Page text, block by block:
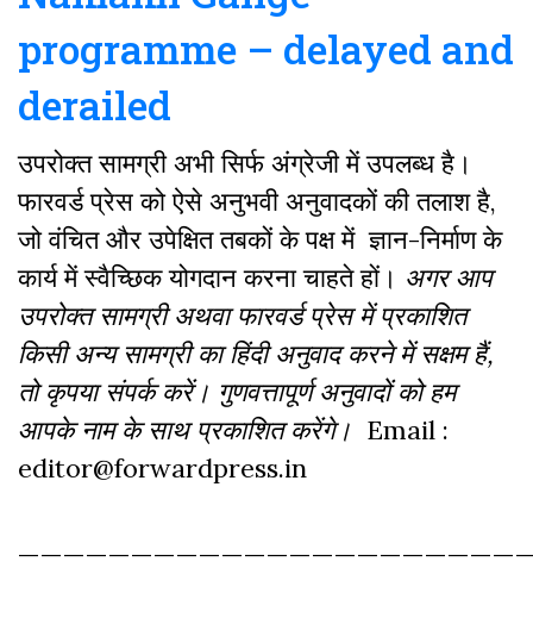
programme – delayed and
derailed
उपरोक्त सामग्री अभी सिर्फ अंग्रेजी में उपलब्ध है।
फारवर्ड प्रेस को ऐसे अनुभवी अनुवादकों की तलाश है,
जो वंचित और उपेक्षित तबकों के पक्ष में ज्ञान-निर्माण के
कार्य में स्वैच्छिक योगदान करना चाहते हों। अगर आप
उपरोक्त सामग्री अथवा फारवर्ड प्रेस में प्रकाशित
किसी अन्य सामग्री का हिंदी अनुवाद करने में सक्षम हैं,
तो कृपया संपर्क करें। गुणवत्तापूर्ण अनुवादों को हम
आपके नाम के साथ प्रकाशित करेंगे। Email :
editor@forwardpress.in